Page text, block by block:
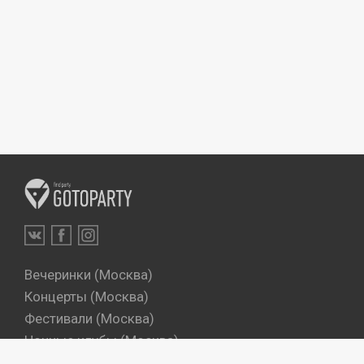
Вечеринки (Москва)
Концерты (Москва)
Фестивали (Москва)
Ночные клубы (Москва)